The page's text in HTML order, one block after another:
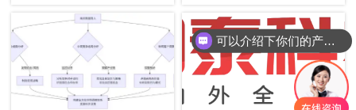
个疏忽可能让货物变“砖头”！
一的全流程。通过一张流程图
带大家速了解整个流程的核心
步骤与关键点，我们再来详细
分解每一步的具体操作方法和
技巧。
可以介绍下你们的产品么